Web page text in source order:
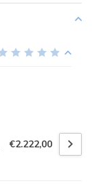
€2.222,00